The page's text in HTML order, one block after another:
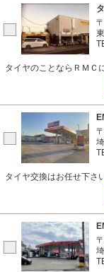
タイヤのことならＲＭＣ
タイヤ交換はお任せ下さ